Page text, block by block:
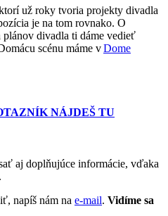
už roky tvoria projekty divadla
je na tom rovnako. O
plánov divadla ti dáme vedieť
scénu máme vDome
NÁJDEŠ TU
aj doplňujúce informácie, vďaka
napíš nám na e-mail. Vidíme sa